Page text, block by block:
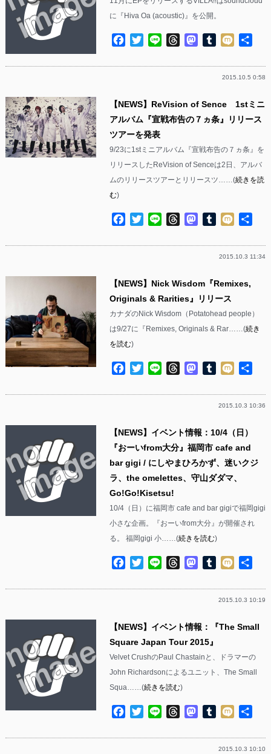
に『Hiva Oa (acoustic)』を公開。
Facebook
TwitterLine ThreadsMastodon
Tumblr
Mixi
2015.10.5 0:58
【NEWS】ReVision of Sence 1stミニ
アルバム『宣戦布告の７ヵ条』リリース
ツアーを発表
9/23に1stミニアルバム『宣戦布告の７ヵ条』を
リリースしたReVision of Senceは2日、アルバ
ムのリリースツアーとリリースツ……(続きを読
む)
Facebook
TwitterLine ThreadsMastodon
Tumblr
Mixi
2015.10.3 11:34
【NEWS】Nick Wisdom『Remixes,
Originals & Rarities』リリース
カナダのNick Wisdom（Potatohead people）
は9/27に『Remixes, Originals & Rar……(続き
を読む)
Facebook
TwitterLine ThreadsMastodon
Tumblr
Mixi
2015.10.3 10:36
【NEWS】イベント情報：10/4（日）
『おーいfrom大分』福岡市 cafe and
bar gigi / にしやまひろかず、迷いクジ
ラ、the omelettes、守山ダダマ、
Go!Go!Kisetsu!
10/4（日）に福岡市 cafe and bar gigiで福岡gigi
小さな企画。『おーいfrom大分』が開催され
る。 福岡gigi 小……(続きを読む)
Facebook
TwitterLine ThreadsMastodon
Tumblr
Mixi
2015.10.3 10:19
【NEWS】イベント情報：『The Small
Square Japan Tour 2015』
Velvet CrushのPaul Chastainと、ドラマーの
John Richardsonによるユニット、The Small
Squa……(続きを読む)
Facebook
TwitterLine ThreadsMastodon
Tumblr
Mixi
2015.10.3 10:10